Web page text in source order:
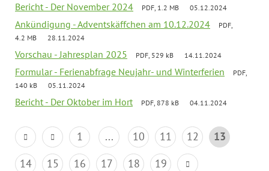
Bericht - Der November 2024 PDF, 1.2 MB 05.12.2024
Ankündigung - Adventskäffchen am 10.12.2024
PDF,
4.2 MB
28.11.2024
Vorschau - Jahresplan 2025 PDF, 529 kB 14.11.2024
Formular - Ferienabfrage Neujahr- und Winterferien
PDF,
140 kB
05.11.2024
Bericht - Der Oktober im Hort PDF, 878 kB 04.11.2024
1 ... 10 11 12
13
14
15 16 17 18 19